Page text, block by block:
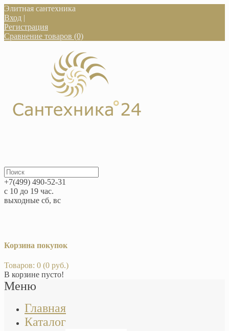
Элитная сантехника
Вход |
Регистрация
Сравнение товаров (0)
+7(499) 490-52-31
с 10 до 19 час.
выходные сб, вс
Корзина покупок
Товаров: 0 (0 руб.)
В корзине пусто!
Меню
Главная
Каталог